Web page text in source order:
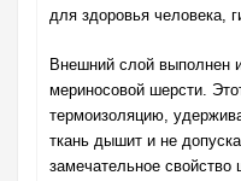
для здоровья человека,
Внешний слой выполнен
мериносовой шерсти.
термоизоляцию,
ткань дышит и не
замечательное